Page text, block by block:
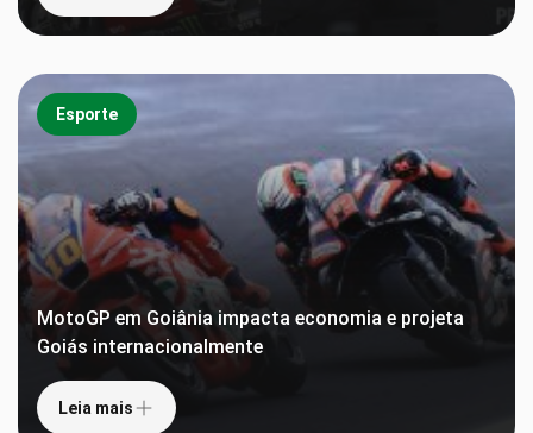
Esporte
MotoGP em Goiânia impacta economia e projeta
Goiás internacionalmente
Leia mais